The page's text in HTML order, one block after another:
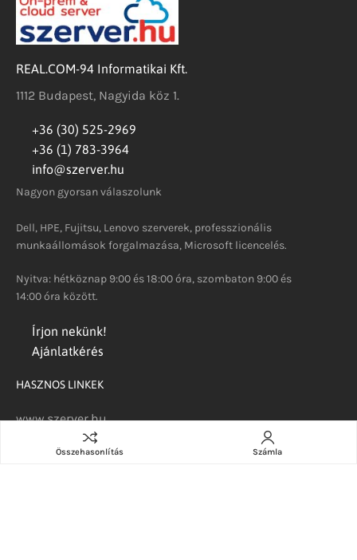
REAL.COM-94 Informatikai Kft.
1112 Budapest, Nagyida köz 1.
+36 (30) 525-2969
+36 (1) 783-3964
info@szerver.hu
Nagyon gyorsan válaszolunk
Dell, HPE, Fujitsu, Lenovo szerverek, professzionális
munkaállomások forgalmazása, Microsoft licencelés.
Nyitva: hétköznap 9:00 és 18:00 óra, szombaton 9:00 és
14:00 óra között.
Írjon nekünk!
Ajánlatkérés
HASZNOS LINKEK
www.szerver.hu
Azure Stack HCI
Összehasonlítás Számla